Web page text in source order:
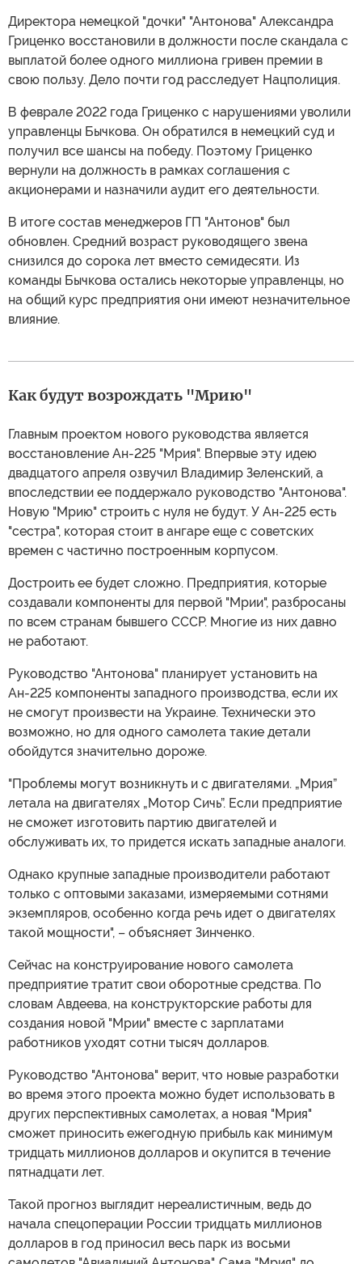
Директора немецкой "дочки" "Антонова" Александра
Гриценко восстановили в должности после скандала с
выплатой более одного миллиона гривен премии в
свою пользу. Дело почти год расследует Нацполиция.
В феврале 2022 года Гриценко с нарушениями уволили
управленцы Бычкова. Он обратился в немецкий суд и
получил все шансы на победу. Поэтому Гриценко
вернули на должность в рамках соглашения с
акционерами и назначили аудит его деятельности.
В итоге состав менеджеров ГП "Антонов" был
обновлен. Средний возраст руководящего звена
снизился до сорока лет вместо семидесяти. Из
команды Бычкова остались некоторые управленцы, но
на общий курс предприятия они имеют незначительное
влияние.
Как будут возрождать "Мрию"
Главным проектом нового руководства является
восстановление Ан-225 "Мрия". Впервые эту идею
двадцатого апреля озвучил Владимир Зеленский, а
впоследствии ее поддержало руководство "Антонова".
Новую "Мрию" строить с нуля не будут. У Ан-225 есть
"сестра", которая стоит в ангаре еще с советских
времен с частично построенным корпусом.
Достроить ее будет сложно. Предприятия, которые
создавали компоненты для первой "Мрии", разбросаны
по всем странам бывшего СССР. Многие из них давно
не работают.
Руководство "Антонова" планирует установить на
Ан-225 компоненты западного производства, если их
не смогут произвести на Украине. Технически это
возможно, но для одного самолета такие детали
обойдутся значительно дороже.
"Проблемы могут возникнуть и с двигателями. „Мрия”
летала на двигателях „Мотор Сичь”. Если предприятие
не сможет изготовить партию двигателей и
обслуживать их, то придется искать западные аналоги.
Однако крупные западные производители работают
только с оптовыми заказами, измеряемыми сотнями
экземпляров, особенно когда речь идет о двигателях
такой мощности", – объясняет Зинченко.
Сейчас на конструирование нового самолета
предприятие тратит свои оборотные средства. По
словам Авдеева, на конструкторские работы для
создания новой "Мрии" вместе с зарплатами
работников уходят сотни тысяч долларов.
Руководство "Антонова" верит, что новые разработки
во время этого проекта можно будет использовать в
других перспективных самолетах, а новая "Мрия"
сможет приносить ежегодную прибыль как минимум
тридцать миллионов долларов и окупится в течение
пятнадцати лет.
Такой прогноз выглядит нереалистичным, ведь до
начала спецоперации России тридцать миллионов
долларов в год приносил весь парк из восьми